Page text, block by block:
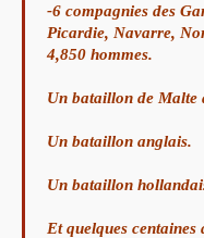
-6 compagnies des
Picardie, Navarre,
4,850 hommes.
Un bataillon de Malte
Un bataillon anglais.
Un bataillon
Et quelques centaines